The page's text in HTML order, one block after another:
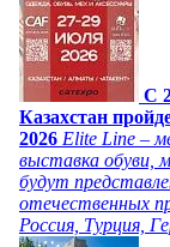
C
Казахстан
2026 Elite Line –
выставка обуви,
будут
отечественных
Россия, Турция,